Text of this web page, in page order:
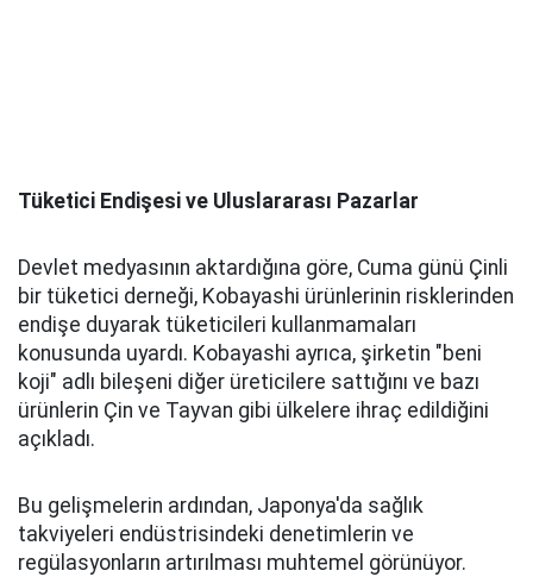
Tüketici Endişesi ve Uluslararası Pazarlar
Devlet medyasının aktardığına göre, Cuma günü Çinli
bir tüketici derneği, Kobayashi ürünlerinin risklerinden
endişe duyarak tüketicileri kullanmamaları
konusunda uyardı. Kobayashi ayrıca, şirketin "beni
koji" adlı bileşeni diğer üreticilere sattığını ve bazı
ürünlerin Çin ve Tayvan gibi ülkelere ihraç edildiğini
açıkladı.
Bu gelişmelerin ardından, Japonya'da sağlık
takviyeleri endüstrisindeki denetimlerin ve
regülasyonların artırılması muhtemel görünüyor.